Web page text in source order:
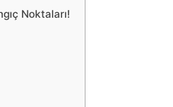
Noktaları!